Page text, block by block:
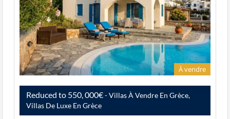
À vendre
Reduced to 550, 000€- Villas À Vendre En Grèce,
Villas De Luxe En Grèce